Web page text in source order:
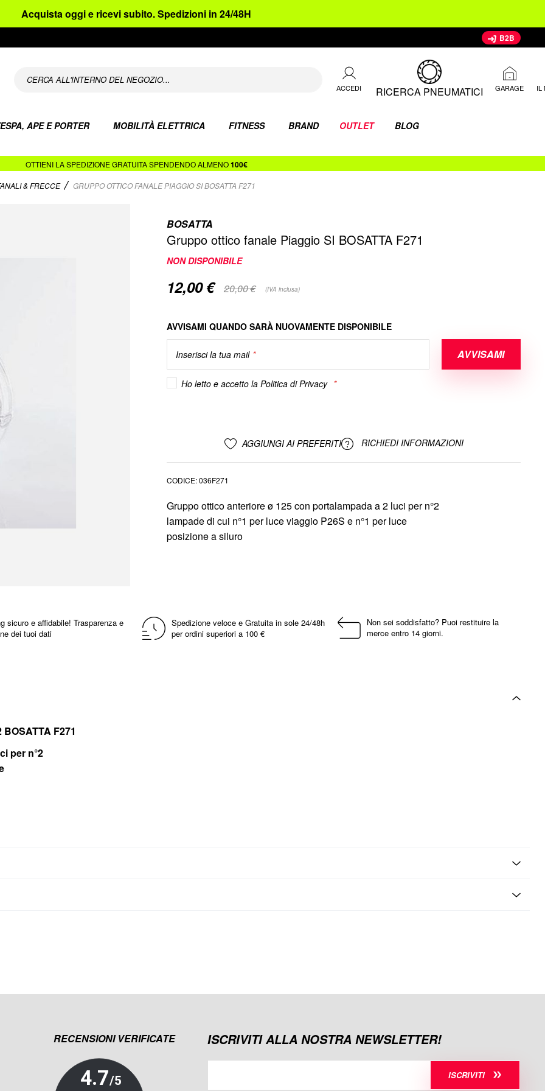
Acquista oggi e ricevi subito. Spedizioni in 24/48H
B2B
ACCEDI RICERCA PNEUMATICI GARAGE IL
APE E PORTER MOBILITÀ ELETTRICA FITNESS BRAND OUTLET BLOG
OTTIENI LA SPEDIZIONE GRATUITA SPENDENDO ALMENO100€
& FRECCE GRUPPO OTTICO FANALE PIAGGIO SI BOSATTA F271
BOSATTA
Gruppo ottico fanale Piaggio SI BOSATTA F271
NON DISPONIBILE
Special
Price
12,00 € 20,00 € (IVA inclusa)
AVVISAMI QUANDO SARÀ NUOVAMENTE DISPONIBILE
Inserisci la tua mail
Ho letto e accetto laPolitica di Privacy
AVVISAMI
AGGIUNGI AI PREFERITI RICHIEDI INFORMAZIONI
CODICE 036F271
Gruppo ottico anteriore ø 125 con portalampada a 2 luci per n°2
lampade di cui n°1 per luce viaggio P26S e n°1 per luce
posizione a siluro
sicuro e affidabile! Trasparenza e
dei tuoi dati
Spedizione veloce e Gratuita in sole 24/48h
per ordini superiori a 100 €
Non sei soddisfatto? Puoi restituire la
merce entro 14 giorni.
F271
per n°2
RECENSIONI VERIFICATE ISCRIVITI ALLA NOSTRA NEWSLETTER!
ISCRIVITI